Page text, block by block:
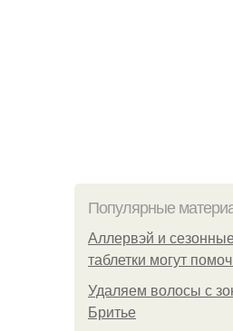
Популярные
Аллервэй и
таблетки могут
Удаляем волосы с
Бритье